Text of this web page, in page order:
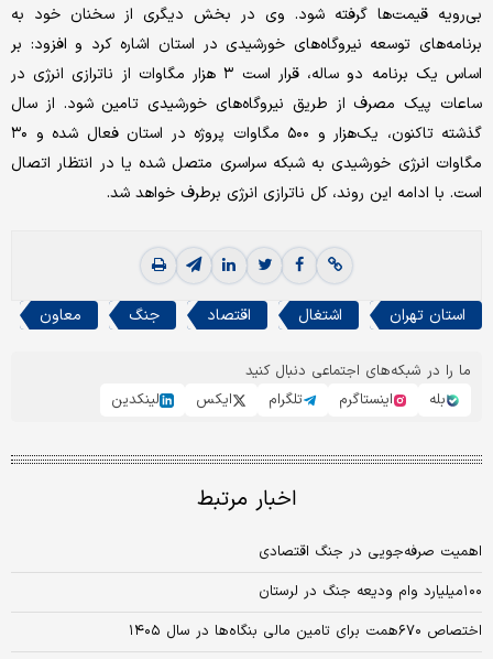
بی‌رویه قیمت‌ها گرفته شود. وی در بخش دیگری از سخنان خود به
برنامه‌های توسعه نیروگاه‌های خورشیدی در استان اشاره کرد و افزود: بر
اساس یک برنامه دو ساله، قرار است ۳ هزار مگاوات از ناترازی انرژی در
ساعات پیک مصرف از طریق نیروگاه‌های خورشیدی تامین شود. از سال
گذشته تاکنون، یک‌هزار و ۵۰۰ مگاوات پروژه در استان فعال شده و ۳۰
مگاوات انرژی خورشیدی به شبکه سراسری متصل شده یا در انتظار اتصال
است. با ادامه این روند، کل ناترازی انرژی برطرف خواهد شد.
استان تهران اشتغال اقتصاد جنگ معاون
ما را در شبکه‌های اجتماعی دنبال کنید
بله
اینستاگرم تلگرام ایکس لینکدین
اخبار مرتبط
اهمیت صرفه‌جویی در جنگ اقتصادی
۱۰۰‌میلیارد وام ودیعه جنگ در لرستان
اختصاص ۶۷۰همت برای تامین مالی بنگاه‌ها در سال ۱۴۰۵